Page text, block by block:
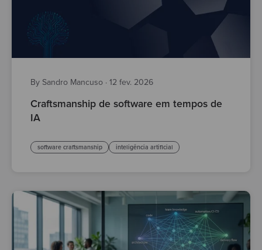
By Sandro Mancuso · 12 fev. 2026
Craftsmanship de software em tempos de
IA
software craftsmanship inteligência artificial